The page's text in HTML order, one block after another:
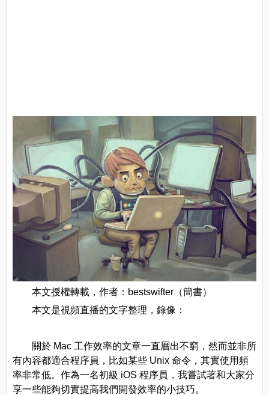
本文授權轉載，作者：bestswifter（簡書）
本文是視頻直播的文字整理，錄像：
關於 Mac 工作效率的文章一直層出不窮，然而並非所
有內容都適合程序員，比如某些 Unix 命令，其實使用頻
率非常低。作為一名初級 iOS 程序員，我嘗試著和大家分
享一些能夠切實提高我們開發效率的小技巧。